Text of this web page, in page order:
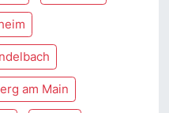
am Main